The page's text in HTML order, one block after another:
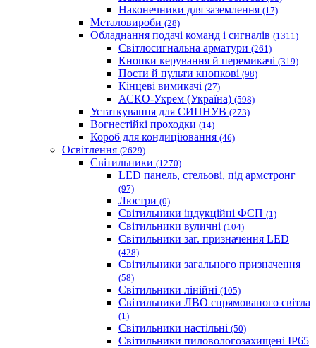
Наконечники для заземлення (17)
Металовироби (28)
Обладнання подачі команд і сигналів (1311)
Світлосигнальна арматури (261)
Кнопки керування й перемикачі (319)
Пости й пульти кнопкові (98)
Кінцеві вимикачі (27)
АСКО-Укрем (Україна) (598)
Устаткування для СИПНУВ (273)
Вогнестійкі проходки (14)
Короб для кондиціювання (46)
Освітлення (2629)
Світильники (1270)
LED панель, стельові, під армстронг
(97)
Люстри (0)
Світильники індукційні ФСП (1)
Світильники вуличні (104)
Світильники заг. призначення LED
(428)
Світильники загального призначення
(58)
Світильники лінійні (105)
Світильники ЛВО спрямованого світла
(1)
Світильники настільні (50)
Світильники пиловологозахищені IP65